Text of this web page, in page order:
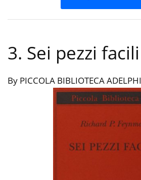
3. Sei pezzi facili
By PICCOLA BIBLIOTECA ADELPHI